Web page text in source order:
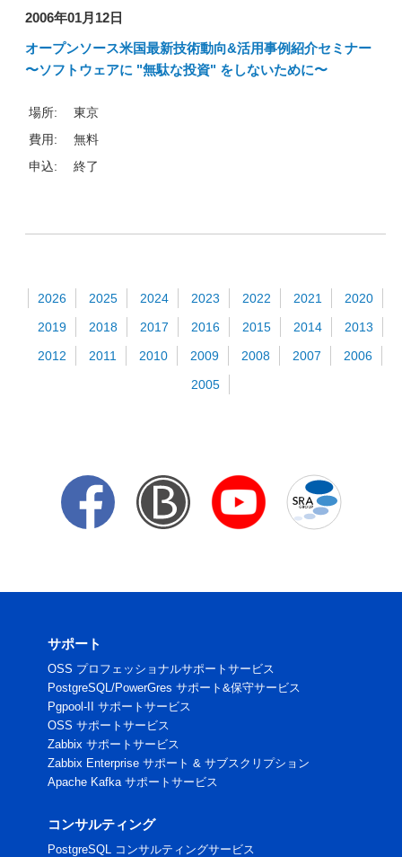
2006年01月12日
オープンソース米国最新技術動向&活用事例紹介セミナー
〜ソフトウェアに "無駄な投資" をしないために〜
場所:
東京
費用:
無料
申込:
終了
2026 2025 2024 2023 2022 2021
2020
2019
2018 2017 2016 2015 2014
2013
2012
2011 2010 2009 2008 2007
2006
2005
サポート
OSS プロフェッショナルサポートサービス
PostgreSQL/PowerGres サポート&保守サービス
Pgpool-II サポートサービス
OSS サポートサービス
Zabbix サポートサービス
Zabbix Enterprise サポート & サブスクリプション
Apache Kafka サポートサービス
コンサルティング
PostgreSQL コンサルティングサービス